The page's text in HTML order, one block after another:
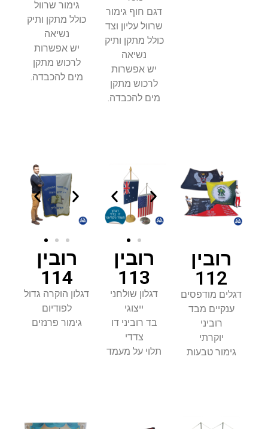
דגם חוף גימור
שרוול עליון וצד
כולל מתקן ותיק
נשיאה
יש אפשרות
לרכוש מתקן
מים להכבדה.
גימור שרוול
כולל מתקן ותיק
נשיאה
יש אפשרות
לרכוש מתקן
מים להכבדה.
רובין
112
דגלים מודפסים
ענקיים מבד
רוביני
יוקרתי
גימור טבעות
רובין
113
דגלון שולחני
ייצוגי
בד רוביני דו
צדדי
תלוי על מעמד
רובין
114
דגלון הוקרה גדול
לפודיום
גימור פרנזים